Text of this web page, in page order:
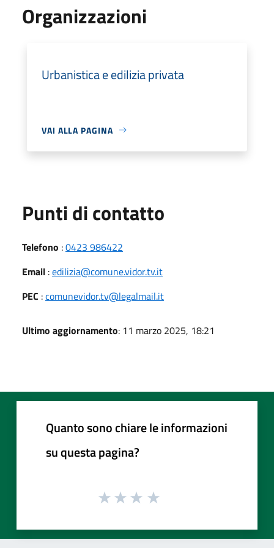
Organizzazioni
Urbanistica e edilizia privata
VAI ALLA PAGINA
Punti di contatto
Telefono :0423 986422
Email :edilizia@comune.vidor.tv.it
PEC :comunevidor.tv@legalmail.it
Ultimo aggiornamento: 11 marzo 2025, 18:21
Quanto sono chiare le informazioni
su questa pagina?